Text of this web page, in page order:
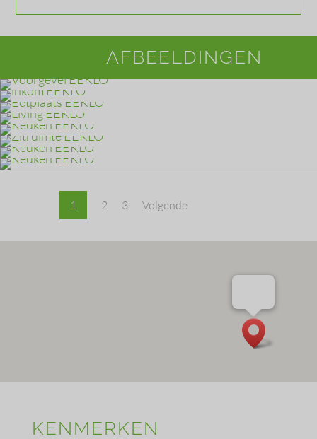
AFBEELDINGEN
1 2 3 Volgende
KENMERKEN